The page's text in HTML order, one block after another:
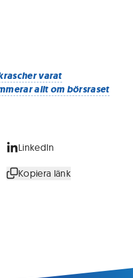
varat
allt om börsraset
LinkedIn
Kopiera länk